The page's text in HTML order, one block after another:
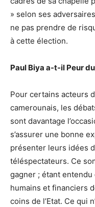
» selon ses
ne pas prendre de
à cette élection.
Paul Biya a-t-il Peur
Pour certains acteurs
camerounais, les
sont davantage
s’assurer une bonne
présenter leurs idées
téléspectateurs. Ce
gagner ; étant entendu
humains et financiers
coins de l’Etat. Ce qui